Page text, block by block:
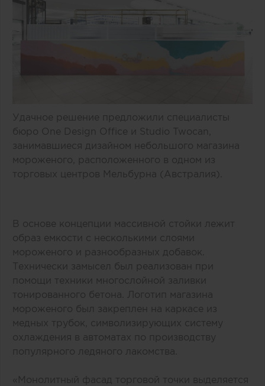
Удачное решение предложили специалисты
бюро One Design Office и Studio Twocan,
занимавшиеся дизайном небольшого магазина
мороженого, расположенного в одном из
торговых центров Мельбурна (Австралия).
В основе концепции массивной стойки лежит
образ емкости с несколькими слоями
мороженого и разнообразных добавок.
Технически замысел был реализован при
помощи техники многослойной заливки
тонированного бетона. Логотип магазина
мороженого был закреплен на каркасе из
медных трубок, символизирующих систему
охлаждения в автоматах по производству
популярного ледяного лакомства.
«Монолитный фасад торговой точки выделяется